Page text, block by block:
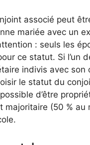
associé peut
mariée avec un
: seuls les
ce statut. Si l’un
indivis avec son
le statut du
d’être
majoritaire (50 % au